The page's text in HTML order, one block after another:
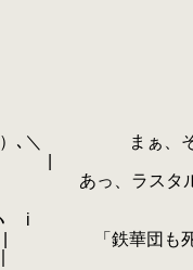
ぁ、そうでしょ
|
スタルさんです
i
華団も死亡フラ